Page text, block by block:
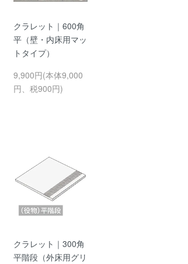
クラレット｜600角
平（壁・内床用マッ
トタイプ）
9,900円(本体9,000
円、税900円)
クラレット｜300角
平階段（外床用グリ